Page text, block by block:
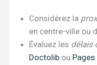
Considérez la
en centre-ville ou
Évaluez les délais
Doctolib ou